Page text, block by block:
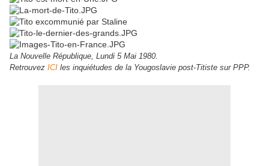
La Nouvelle République, Lundi 5 Mai 1980.
Retrouvez ICI les inquiétudes de la Yougoslavie post-Titiste sur PPP.